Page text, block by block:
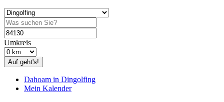
Umkreis
Auf geht's!
Dahoam in Dingolfing
Mein Kalender